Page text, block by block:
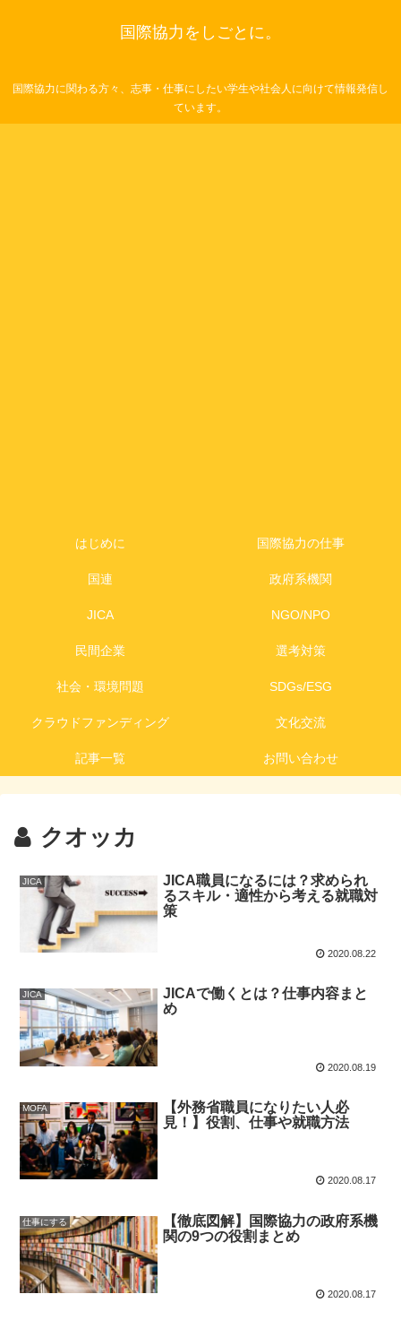
国際協力をしごとに。
国際協力に関わる方々、志事・仕事にしたい学生や社会人に向けて情報発信し
ています。
はじめに 国際協力の仕事
国連 政府系機関
JICA NGO/NPO
民間企業 選考対策
社会・環境問題 SDGs/ESG
クラウドファンディング 文化交流
記事一覧 お問い合わせ
クオッカ
JICA
JICA職員になるには？求められ
るスキル・適性から考える就職対
策
2020.08.22
JICA
JICAで働くとは？仕事内容まと
め
2020.08.19
MOFA
【外務省職員になりたい人必
見！】役割、仕事や就職方法
2020.08.17
仕事にする
【徹底図解】国際協力の政府系機
関の9つの役割まとめ
2020.08.17